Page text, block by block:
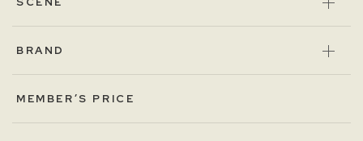
BRAND
MEMBER’S PRICE